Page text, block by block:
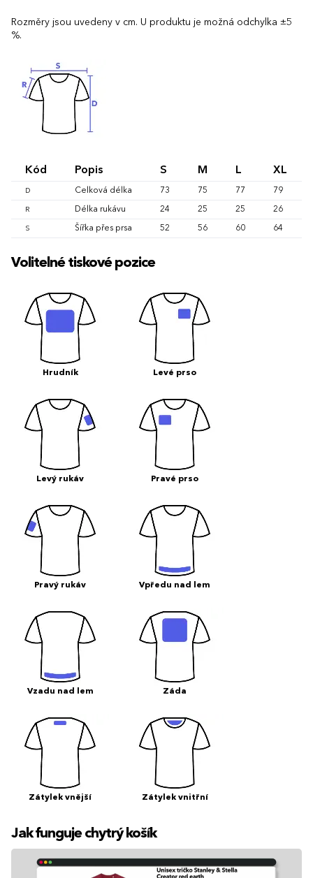
Rozměry jsou uvedeny v cm. U produktu je možná odchylka ±5
%.
Kód Popis S M L XL
D Celková délka 73 75 77 79
R Délka rukávu 24 25 25 26
S Šířka přes prsa 52 56 60 64
Volitelné tiskové pozice
Hrudník Levé prso
Levý rukáv Pravé prso
Pravý rukáv Vpředu nad lem
Vzadu nad lem Záda
Zátylek vnější Zátylek vnitřní
Jak funguje chytrý košík